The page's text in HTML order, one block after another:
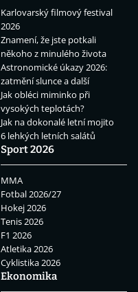
Karlovarský filmový festival
2026
Znamení, že jste potkali
někoho z minulého života
Astronomické úkazy 2026:
zatmění slunce a další
Jak obléci miminko při
vysokých teplotách?
Jak na dokonalé letní mojito
6 lehkých letních salátů
Sport 2026
MMA
Fotbal 2026/27
Hokej 2026
Tenis 2026
F1 2026
Atletika 2026
Cyklistika 2026
Ekonomika